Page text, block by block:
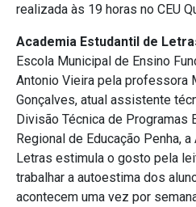
realizada às 19 horas no CEU
Academia Estudantil de
Escola Municipal de Ensino
Antonio Vieira pela professora
Gonçalves, atual assistente
Divisão Técnica de Programas
Regional de Educação Penha,
Letras estimula o gosto pela
trabalhar a autoestima dos
acontecem uma vez por